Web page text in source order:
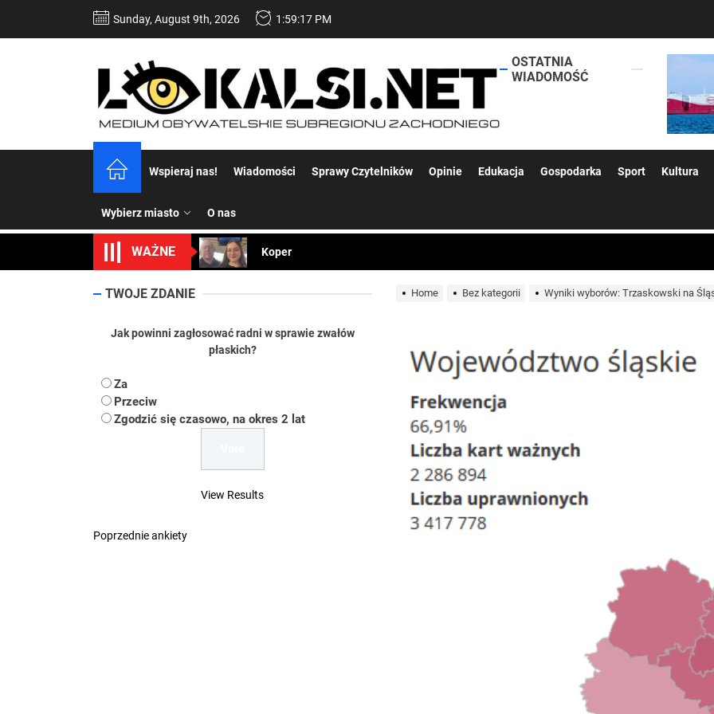
Sunday, August 9th, 2026 1:59:18 PM
lokalsi.net
OSTATNIA
WIADOMOŚĆ
Wspieraj nas! Wiadomości Sprawy Czytelników Opinie Edukacja Gospodarka Sport Kultura
Wybierz miasto O nas
WAŻNE
Koper – część 2.
Uwaga Dębieńsko – woda nieprzydatna do spożycia!!!
Ilu mieszkańców ma Rybnik?
Dość komentowania kolejnych afer w ochronie zdrowia — czas zacząć mówić o
Uwaga Dębieńsko – woda nieprzydatna do spożycia!!!
Ilu mieszkańców ma Rybnik?
Dość komentowania kolejnych afer w ochronie zdrowia — czas zacząć mówić o
Home Bez kategorii Wyniki wyborów: Trzaskowski na
TWOJE ZDANIE
Jak powinni zagłosować radni w sprawie zwałów
płaskich?
Za
Przeciw
Zgodzić się czasowo, na okres 2 lat
View Results
Poprzednie ankiety